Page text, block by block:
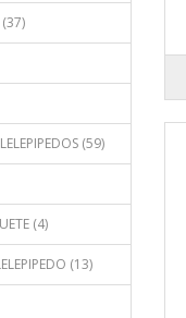
(37)
(59)
(4)
(13)